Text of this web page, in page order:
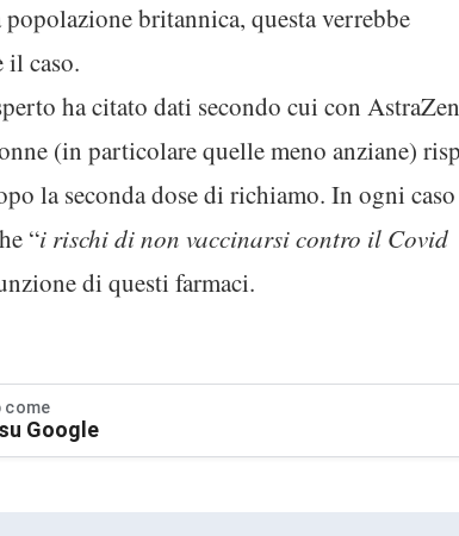
britannica, questa verrebbe
il caso.
ha citato dati secondo cui con
(in particolare quelle meno anziane)
la seconda dose di richiamo. In ogni
“i rischi di non vaccinarsi contro il Covid
di questi farmaci.
come
Google